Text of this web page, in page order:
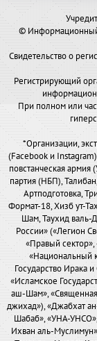
© Информационный
Свидетельство о
Регистрирующий
При полном или
*Организации,
(Facebook и
повстанческая
партия (НБП),
Артподготовка,
Формат-18, Хизб ут-
Шам, Таухид валь-
России» («Легион
«Правый сектор»,
«Национальный
Государство Ирака
«Исламское
аш-Шам»,
джихад»), «Джабхат
Шабаб», «УНА-
Ихван аль-